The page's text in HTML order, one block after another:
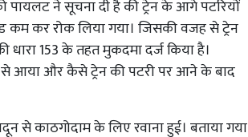
पायलट ने सूचना दी है की ट्रेन के आगे पटरियों
कम कर रोक लिया गया। जिसकी वजह से ट्रेन
153 के तहत मुकदमा दर्ज किया है।
से आया और कैसे ट्रेन की पटरी पर आने के बाद
से काठगोदाम के लिए रवाना हुई। बताया गया